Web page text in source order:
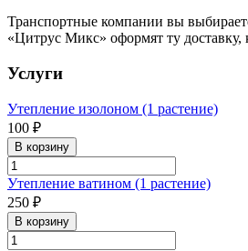
Транспортные компании вы
«Цитрус Микс» оформят ту доставку,
Услуги
Утепление изолоном (1 растение)
100 ₽
В корзину
Утепление ватином (1 растение)
250 ₽
В корзину